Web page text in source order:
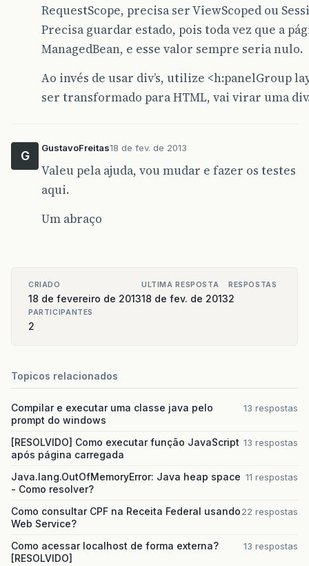
RequestScope, precisa ser ViewScoped ou
Precisa guardar estado, pois toda vez que a
ManagedBean, e esse valor sempre seria nulo.
Ao invés de usar div’s, utilize <h:panelGroup
ser transformado para HTML, vai virar uma
G
GustavoFreitas18 de fev. de 2013
Valeu pela ajuda, vou mudar e fazer os testes
aqui.
Um abraço
CRIADO
18 de fevereiro de 2013
ULTIMA RESPOSTA
18 de fev. de 2013
RESPOSTAS
2
PARTICIPANTES
2
Topicos relacionados
Compilar e executar uma classe java pelo
prompt do windows
13 respostas
[RESOLVIDO] Como executar função JavaScript
após página carregada
13 respostas
Java.lang.OutOfMemoryError: Java heap space
- Como resolver?
11 respostas
Como consultar CPF na Receita Federal usando
Web Service?
22 respostas
Como acessar localhost de forma externa?
[RESOLVIDO]
13 respostas